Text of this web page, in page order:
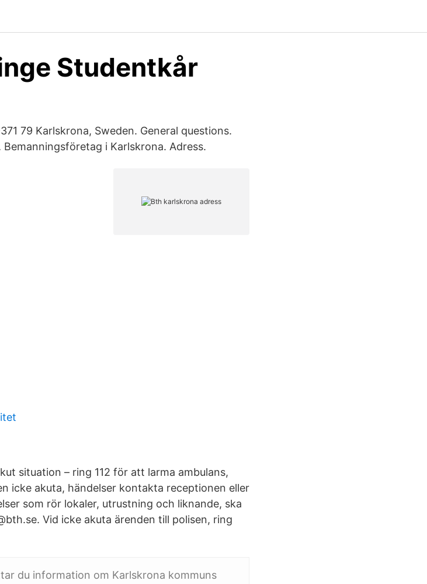
Studentkår
79 Karlskrona, Sweden. General questions.
i Karlskrona. Adress.
situation – ring 112 för att larma ambulans,
icke akuta, händelser kontakta receptionen eller
som rör lokaler, utrustning och liknande, ska
Vid icke akuta ärenden till polisen, ring
du information om Karlskrona kommuns